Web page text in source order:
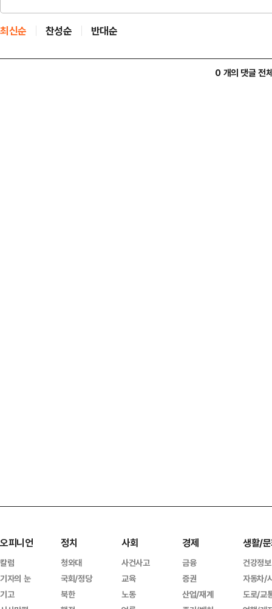
최신순 찬성순 반대순
0 개의 댓글 전
오피니언
칼럼
기자의 눈
기고
정치
청와대
국회/정당
북한
사회
사건사고
교육
노동
경제
금융
증권
산업/재계
생활/
건강정보
자동차/
도로/교